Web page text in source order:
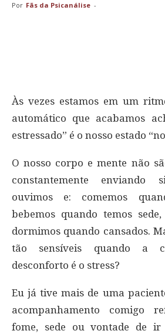
Por Fãs da Psicanálise -
Às vezes estamos em um
automático que acabamos
estressado” é o nosso estado
O nosso corpo e mente não
constantemente enviando
ouvimos e: comemos
bebemos quando temos
dormimos quando cansados.
tão sensíveis quando a
desconforto é o stress?
Eu já tive mais de uma
acompanhamento comigo
fome, sede ou vontade de